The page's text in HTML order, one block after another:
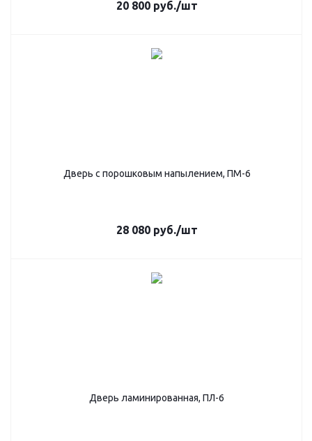
20 800руб./шт
Дверь с порошковым напылением, ПМ-6
28 080руб./шт
Дверь ламинированная, ПЛ-6